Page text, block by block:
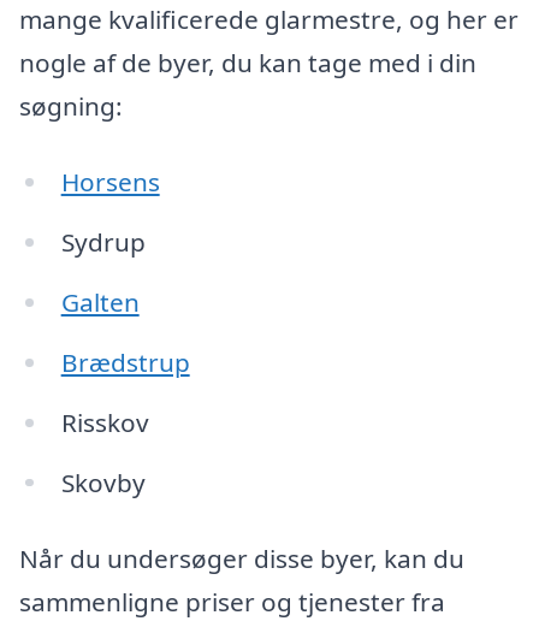
mange kvalificerede glarmestre, og her er
nogle af de byer, du kan tage med i din
søgning:
Horsens
Sydrup
Galten
Brædstrup
Risskov
Skovby
Når du undersøger disse byer, kan du
sammenligne priser og tjenester fra